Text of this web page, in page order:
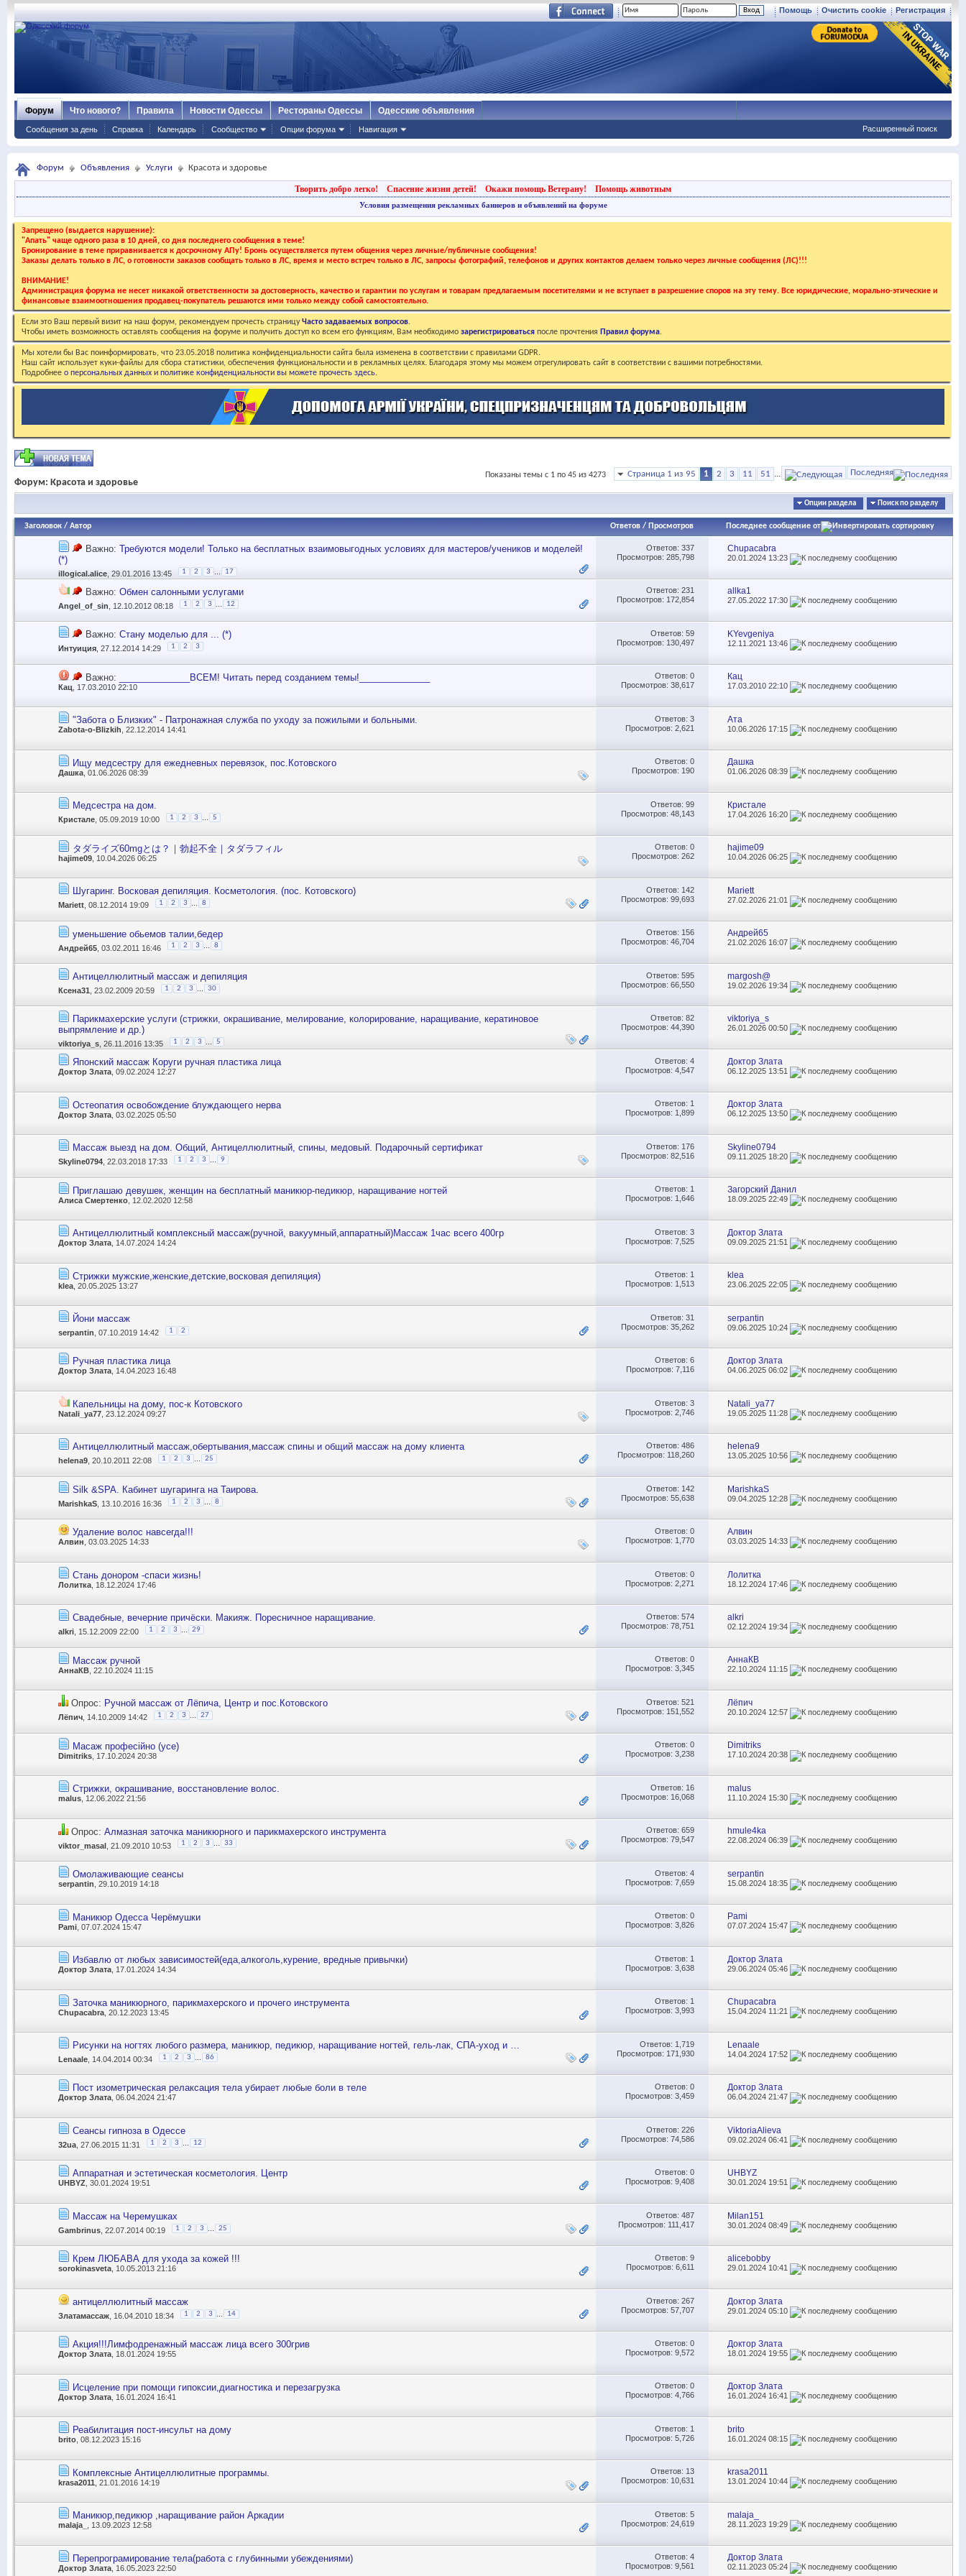
Регистрация
Очистить cookie
Помощь
Форум
Сообщения за день Справка Календарь Сообщество Опции форума Навигация
Что нового? Правила Новости Одессы Рестораны Одессы Одесские объявления
Расширенный поиск
Форум Объявления Услуги Красота и здоровье
Творить добро легко! Спасение жизни детей! Окажи помощь Ветерану! Помощь животным
Условия размещения рекламных баннеров и объявлений на форуме
Запрещено (выдается нарушение):
"Апать" чаще одного раза в 10 дней, со дня последнего сообщения в теме!
Бронирование в теме приравнивается к досрочному АПу! Бронь осуществляется путем общения через личные/публичные сообщения!
Заказы делать только в ЛС, о готовности заказов сообщать только в ЛС, время и место встреч только в ЛС, запросы фотографий, телефонов и других контактов делаем только через личные сообщения (ЛС)!!!
ВНИМАНИЕ!
Администрация форума не несет никакой ответственности за достоверность, качество и гарантии по услугам и товарам предлагаемым посетителями и не вступает в разрешение споров на эту тему. Все юридические, морально-этические и
финансовые взаимоотношения продавец-покупатель решаются ими только между собой самостоятельно.
Если это Ваш первый визит на наш форум, рекомендуем прочесть страницуЧасто задаваемых вопросов.
Чтобы иметь возможность оставлять сообщения на форуме и получить доступ ко всем его функциям, Вам необходимо зарегистрироваться после прочтения Правил форума.
Мы хотели бы Вас поинформировать, что 23.05.2018 политика конфиденциальности сайта была изменена в соответствии с правилами GDPR.
Наш сайт использует куки-файлы для сбора статистики, обеспечения функциональности и в рекламных целях. Благодаря этому мы можем отрегулировать сайт в соответствии с вашими потребностями.
Подробнее о персональных данных и политике конфиденциальности вы можете прочесть здесь.
Страница 1 из 95 1 2 3 11 51 ... Последняя
Показаны темы с 1 по 45 из 4273
Форум: Красота и здоровье
Опции раздела Поиск по разделу
Заголовок / Автор Ответов/ Просмотров Последнее сообщение от
Важно: Требуются модели! Только на бесплатных взаимовыгодных условиях для мастеров/учеников и моделей!
(*)
illogical.alice , 29.01.2016 13:45 1 2 3 17
Ответов: 337
Просмотров: 285,798
Chupacabra
20.01.2024 13:23
Важно: Обмен салонными услугами
Angel_of_sin , 12.10.2012 08:18 1 2 3 12
Ответов: 231
Просмотров: 172,854
allka1
27.05.202217:30
Важно: Стану моделью для ... (*)
Интуиция , 27.12.2014 14:29 1 2 3
Ответов: 59
Просмотров: 130,497
KYevgeniya
12.11.2021 13:46
Важно: ______________ВСЕМ! Читать перед созданием темы!______________
Кац , 17.03.2010 22:10
Ответов: 0
Просмотров: 38,617
Кац
17.03.201022:10
"Забота о Близких" - Патронажная служба по уходу за пожилыми и больными.
Zabota-o-Blizkih , 22.12.2014 14:41
Ответов: 3
Просмотров: 2,621
Ата
10.06.2026 17:15
Ищу медсестру для ежедневных перевязок, пос.Котовского
Дашка , 01.06.2026 08:39
Ответов: 0
Просмотров: 190
Дашка
01.06.202608:39
Медсестра на дом.
Кристале , 05.09.2019 10:00 1 2 3 5
Ответов: 99
Просмотров: 48,143
Кристале
17.04.2026 16:20
タダライズ60mgとは？｜勃起不全｜タダラフィル
hajime09 , 10.04.2026 06:25
Ответов: 0
Просмотров: 262
hajime09
10.04.202606:25
Шугаринг. Восковая депиляция. Косметология. (пос. Котовского)
Mariett , 08.12.2014 19:09 1 2 3 8
Ответов: 142
Просмотров: 99,693
Mariett
27.02.202621:01
уменьшение обьемов талии,бедер
Андрей65 , 03.02.2011 16:46 1 2 3 8
Ответов: 156
Просмотров: 46,704
Андрей65
21.02.2026 16:07
Антицеллюлитный массаж и депиляция
Ксена31 , 23.02.2009 20:59 1 2 3 30
Ответов: 595
Просмотров: 66,550
margosh@
19.02.2026 19:34
Парикмахерские услуги (стрижки, окрашивание, мелирование, колорирование, наращивание, кератиновое
выпрямление и др.)
viktoriya_s , 26.11.2016 13:35 1 2 3 5
Ответов: 82
Просмотров: 44,390
viktoriya_s
26.01.202600:50
Японский массаж Коруги ручная пластика лица
Доктор Злата , 09.02.2024 12:27
Ответов: 4
Просмотров: 4,547
Доктор Злата
06.12.2025 13:51
Остеопатия освобождение блуждающего нерва
Доктор Злата , 03.02.2025 05:50
Ответов: 1
Просмотров: 1,899
Доктор Злата
06.12.2025 13:50
Массаж выезд на дом. Общий, Антицеллюлитный, спины, медовый. Подарочный сертификат
Skyline0794 , 22.03.2018 17:33 1 2 3 9
Ответов: 176
Просмотров: 82,516
Skyline0794
09.11.2025 18:20
Приглашаю девушек, женщин на бесплатный маникюр-педикюр, наращивание ногтей
Алиса Смертенко , 12.02.2020 12:58
Ответов: 1
Просмотров: 1,646
Загорский Данил
18.09.202522:49
Антицеллюлитный комплексный массаж(ручной, вакуумный,аппаратный)Массаж 1час всего 400гр
Доктор Злата , 14.07.2024 14:24
Ответов: 3
Просмотров: 7,525
Доктор Злата
09.09.202521:51
Стрижки мужские,женские,детские,восковая депиляция)
klea , 20.05.2025 13:27
Ответов: 1
Просмотров: 1,513
klea
23.06.202522:05
Йони массаж
serpantin , 07.10.2019 14:42 1 2
Ответов: 31
Просмотров: 35,262
serpantin
09.06.2025 10:24
Ручная пластика лица
Доктор Злата, 14.04.2023 16:48
Ответов: 6
Просмотров: 7,116
Доктор Злата
04.06.202506:02
Капельницы на дому, пос-к Котовского
Natali_ya77 , 23.12.2024 09:27
Ответов: 3
Просмотров: 2,746
Natali_ya77
19.05.2025 11:28
Антицеллюлитный массаж,обертывания,массаж спины и общий массаж на дому клиента
helena9 , 20.10.2011 22:08 1 2 3 25
Ответов: 486
Просмотров: 118,260
helena9
13.05.2025 10:56
Silk &SPA. Кабинет шугаринга на Таирова.
MarishkaS , 13.10.2016 16:36 1 2 3 8
Ответов: 142
Просмотров: 55,638
MarishkaS
09.04.2025 12:28
Удаление волос навсегда!!!
Алвин , 03.03.2025 14:33
Ответов: 0
Просмотров: 1,770
Алвин
03.03.2025 14:33
Стань донором -спаси жизнь!
Лолитка , 18.12.2024 17:46
Ответов: 0
Просмотров: 2,271
Лолитка
18.12.2024 17:46
Свадебные, вечерние причёски. Макияж. Поресничное наращивание.
alkri , 15.12.2009 22:00 1 2 3 29
Ответов: 574
Просмотров: 78,751
alkri
02.12.2024 19:34
Массаж ручной
АннаКВ , 22.10.2024 11:15
Ответов: 0
Просмотров: 3,345
АннаКВ
22.10.202411:15
Опрос: Ручной массаж от Лёпича, Центр и пос.Котовского
Лёпич , 14.10.2009 14:42 1 2 3 27
Ответов: 521
Просмотров: 151,552
Лёпич
20.10.2024 12:57
Масаж професійно (усе)
Dimitriks , 17.10.2024 20:38
Ответов: 0
Просмотров: 3,238
Dimitriks
17.10.202420:38
Стрижки, окрашивание, восстановление волос.
malus , 12.06.2022 21:56
Ответов: 16
Просмотров: 16,068
malus
11.10.2024 15:30
Опрос: Алмазная заточка маникюрного и парикмахерского инструмента
viktor_masal , 21.09.2010 10:53 1 2 3 33
Ответов: 659
Просмотров: 79,547
hmule4ka
22.08.202406:39
Омолаживающие сеансы
serpantin , 29.10.2019 14:18
Ответов: 4
Просмотров: 7,659
serpantin
15.08.2024 18:35
Маникюр Одесса Черёмушки
Pami , 07.07.2024 15:47
Ответов: 0
Просмотров: 3,826
Pami
07.07.2024 15:47
Избавлю от любых зависимостей(еда,алкоголь,курение, вредные привычки)
Доктор Злата , 17.01.2024 14:34
Ответов: 1
Просмотров: 3,638
Доктор Злата
29.06.202405:46
Заточка маникюрного, парикмахерского и прочего инструмента
Chupacabra , 20.12.2023 13:45
Ответов: 1
Просмотров: 3,993
Chupacabra
15.04.2024 11:21
Рисунки на ногтях любого размера, маникюр, педикюр, наращивание ногтей, гель-лак, СПА-уход и …
Lenaale , 14.04.2014 00:34 1 2 3 86
Ответов: 1,719
Просмотров: 171,930
Lenaale
14.04.2024 17:52
Пост изометрическая релаксация тела убирает любые боли в теле
Доктор Злата, 06.04.2024 21:47
Ответов: 0
Просмотров: 3,459
Доктор Злата
06.04.202421:47
Сеансы гипноза в Одессе
32ua , 27.06.2015 11:31 1 2 3 12
Ответов: 226
Просмотров: 74,586
ViktoriaAlieva
09.02.202406:41
Аппаратная и эстетическая косметология. Центр
UHBYZ , 30.01.2024 19:51
Ответов: 0
Просмотров: 9,408
UHBYZ
30.01.2024 19:51
Массаж на Черемушках
Gambrinus , 22.07.2014 00:19 1 2 3 25
Ответов: 487
Просмотров: 111,417
Milan151
30.01.202408:49
Крем ЛЮБАВА для ухода за кожей !!!
sorokinasveta , 10.05.2013 21:16
Ответов: 9
Просмотров: 6,611
alicebobby
29.01.2024 10:41
антицеллюлитный массаж
Златамассаж , 16.04.2010 18:34 1 2 3 14
Ответов: 267
Просмотров: 57,707
Доктор Злата
29.01.202405:10
Акция!!!Лимфодренажный массаж лица всего 300грив
Доктор Злата , 18.01.2024 19:55
Ответов: 0
Просмотров: 9,572
Доктор Злата
18.01.2024 19:55
Исцеление при помощи гипоксии,диагностика и перезагрузка
Доктор Злата , 16.01.2024 16:41
Ответов: 0
Просмотров: 4,766
Доктор Злата
16.01.202416:41
Реабилитация пост-инсульт на дому
brito , 08.12.2023 15:16
Ответов: 1
Просмотров: 5,726
brito
16.01.202408:15
Комплексные Антицеллюлитные программы.
krasa2011 , 21.01.2016 14:19
Ответов: 13
Просмотров: 10,631
krasa2011
13.01.2024 10:44
Маникюр,педикюр ,наращивание район Аркадии
malaja_ , 13.09.2023 12:58
Ответов: 5
Просмотров: 24,619
malaja_
28.11.2023 19:29
Перепрограмирование тела(работа с глубинными убеждениями)
Доктор Злата , 16.05.2023 22:50
Ответов: 4
Просмотров: 9,561
Доктор Злата
02.11.202305:24